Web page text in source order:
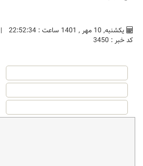
یکشنبه, 10 مهر , 1401 ساعت : 22:52:34 |
کد خبر : 3450